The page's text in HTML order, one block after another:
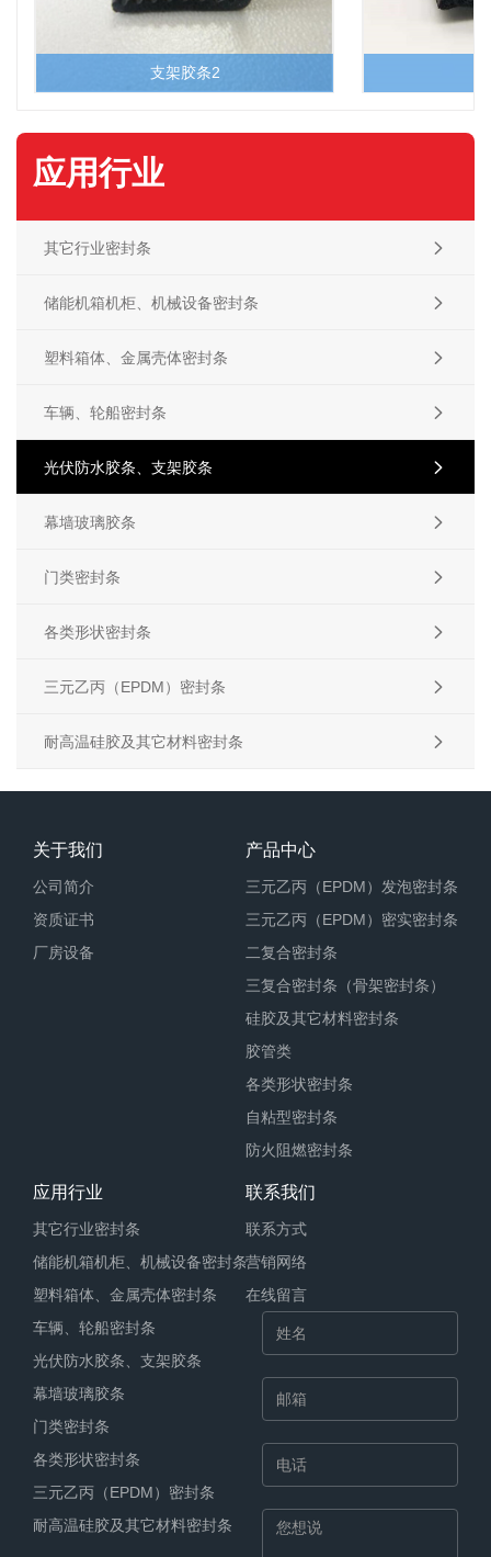
支架胶条2
应用行业
其它行业密封条 
储能机箱机柜、机械设备密封条 
塑料箱体、金属壳体密封条 
车辆、轮船密封条 
光伏防水胶条、支架胶条 
幕墙玻璃胶条 
门类密封条 
各类形状密封条 
三元乙丙（EPDM）密封条 
耐高温硅胶及其它材料密封条 
关于我们
公司简介
资质证书
厂房设备
产品中心
三元乙丙（EPDM）发泡密封条
三元乙丙（EPDM）密实密封条
二复合密封条
三复合密封条（骨架密封条）
硅胶及其它材料密封条
胶管类
各类形状密封条
自粘型密封条
防火阻燃密封条
应用行业
其它行业密封条
储能机箱机柜、机械设备密封条
塑料箱体、金属壳体密封条
车辆、轮船密封条
光伏防水胶条、支架胶条
幕墙玻璃胶条
门类密封条
各类形状密封条
三元乙丙（EPDM）密封条
耐高温硅胶及其它材料密封条
联系我们
联系方式
营销网络
在线留言